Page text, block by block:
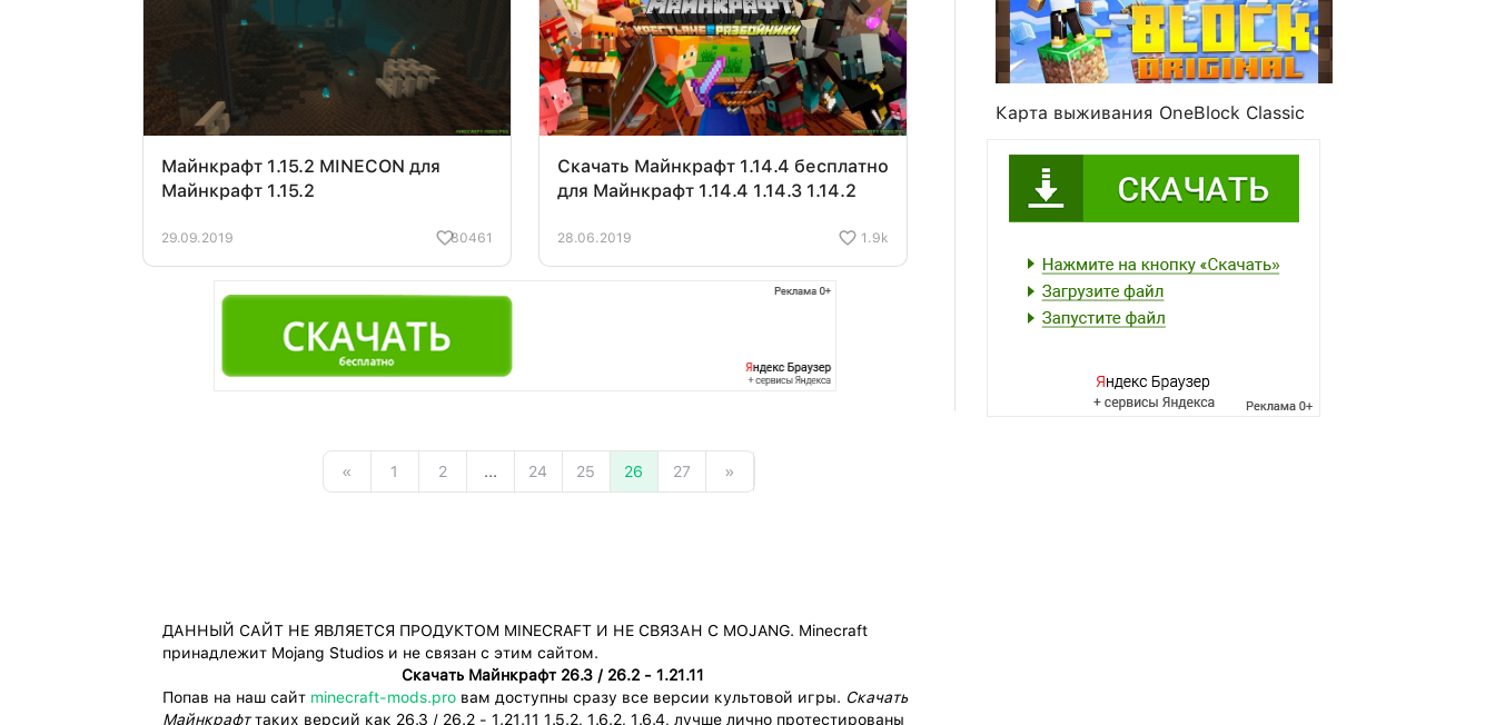
Майнкрафт 1.15.2 MINECON для
Майнкрафт 1.15.2
29.09.2019 80461
Скачать Майнкрафт 1.14.4 бесплатно
для Майнкрафт 1.14.4 1.14.3 1.14.2
28.06.2019 1.9k
« 1 2 ... 24 25 26 27 »
Карта выживания OneBlock Classic
ДАННЫЙ САЙТ НЕ ЯВЛЯЕТСЯ ПРОДУКТОМ MINECRAFT И НЕ СВЯЗАН С MOJANG. Minecraft
принадлежит Mojang Studios и не связан с этим сайтом.
Cкачать Майнкрафт 26.3 / 26.2 - 1.21.11
Попав на наш сайт minecraft-mods.pro вам доступны сразу все версии культовой игры. Скачать
Майнкрафттаких версий как 26.3 / 26.2 - 1.21.11 1.5.2, 1.6.2, 1.6.4, лучше лично протестированы